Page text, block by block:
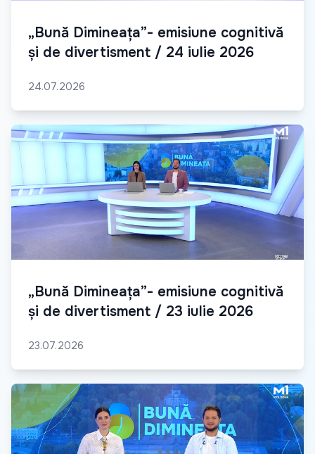
„Bună Dimineața”- emisiune cognitivă
și de divertisment / 24 iulie 2026
24.07.2026
„Bună Dimineața”- emisiune cognitivă
și de divertisment / 23 iulie 2026
23.07.2026